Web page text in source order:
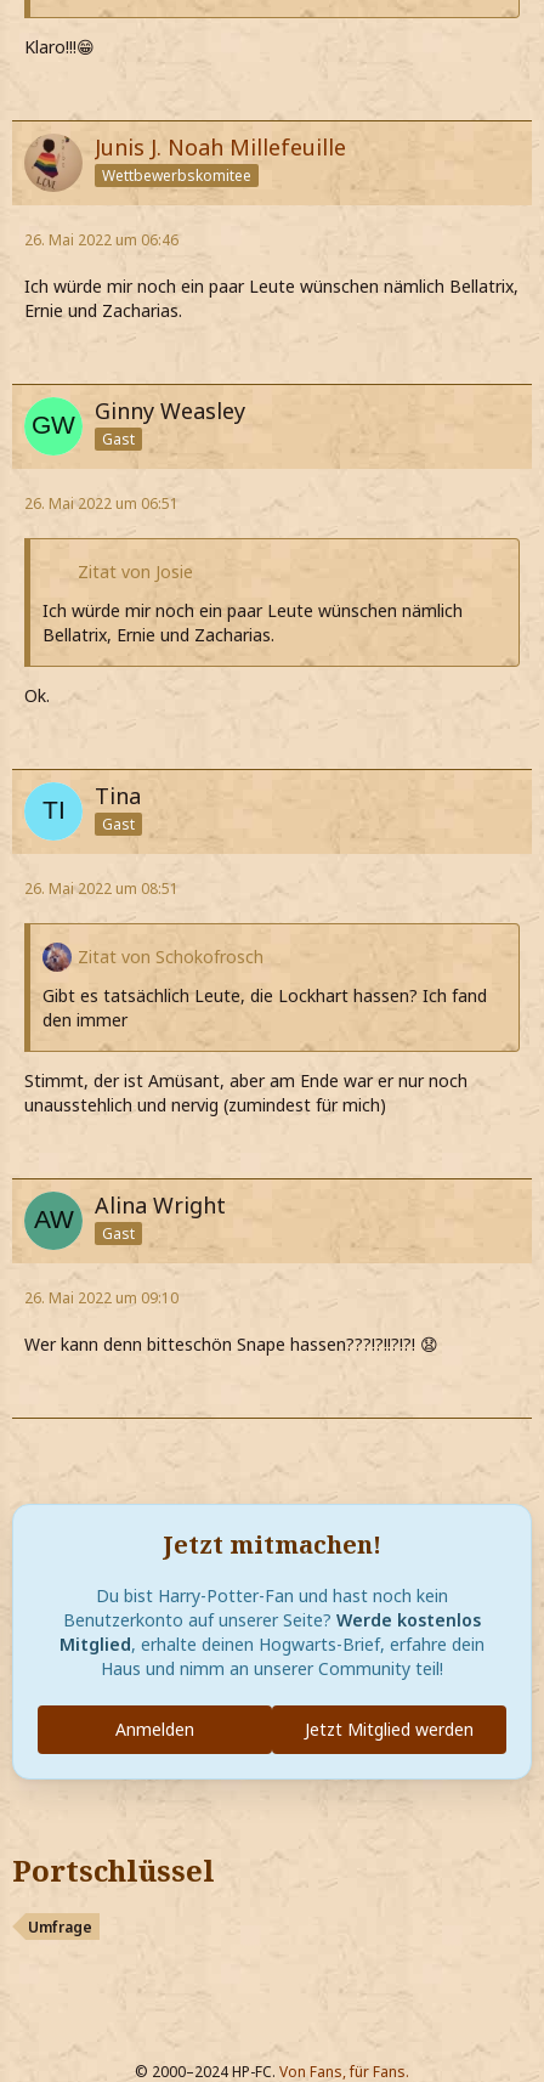
Klaro!!!😁
Junis J. Noah Millefeuille
Wettbewerbskomitee
26. Mai 2022 um 06:46
Ich würde mir noch ein paar Leute wünschen nämlich Bellatrix,
Ernie und Zacharias.
Ginny Weasley
Gast
26. Mai 2022 um 06:51
Zitat von Josie
Ich würde mir noch ein paar Leute wünschen nämlich
Bellatrix, Ernie und Zacharias.
Ok.
Tina
Gast
26. Mai 2022 um 08:51
Zitat von Schokofrosch
Gibt es tatsächlich Leute, die Lockhart hassen? Ich fand
den immer
Stimmt, der ist Amüsant, aber am Ende war er nur noch
unausstehlich und nervig (zumindest für mich)
Alina Wright
Gast
26. Mai 2022 um 09:10
Wer kann denn bitteschön Snape hassen???!?!!?!?! 😧
Jetzt mitmachen!
Du bist Harry-Potter-Fan und hast noch kein
Benutzerkonto auf unserer Seite? Werde kostenlos
Mitglied, erhalte deinen Hogwarts-Brief, erfahre dein
Haus und nimm an unserer Community teil!
Jetzt Mitglied werden
Anmelden
Portschlüssel
Umfrage
© 2000–2024 HP-FC. Von Fans, für Fans.